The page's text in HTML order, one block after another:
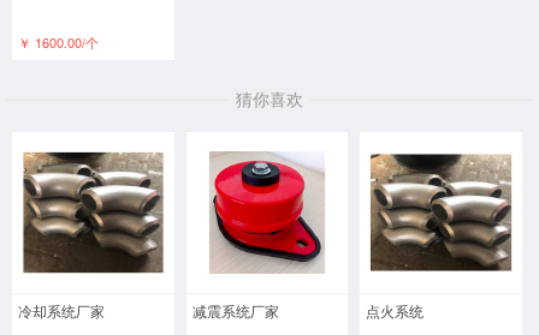
￥ 1600.00/个
猜你喜欢
冷却系统厂家 减震系统厂家 点火系统